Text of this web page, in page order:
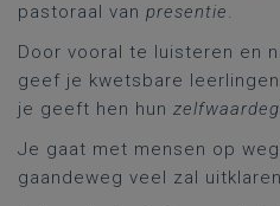
pastoraal van presentie.
Door vooral te luisteren en
geef je kwetsbare
je geeft hen hun
Je gaat met mensen op
gaandeweg veel zal